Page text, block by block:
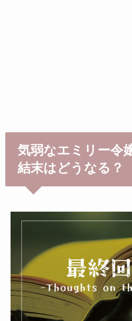
気弱なエミリー令
結末はどうなる？